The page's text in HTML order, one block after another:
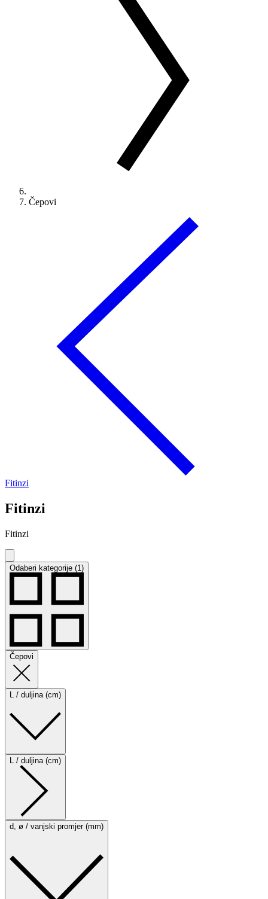
Čepovi
Fitinzi
Fitinzi
Fitinzi
Odaberi kategorije (1)
Čepovi
L / duljina (cm)
L / duljina (cm)
d, ø / vanjski promjer (mm)